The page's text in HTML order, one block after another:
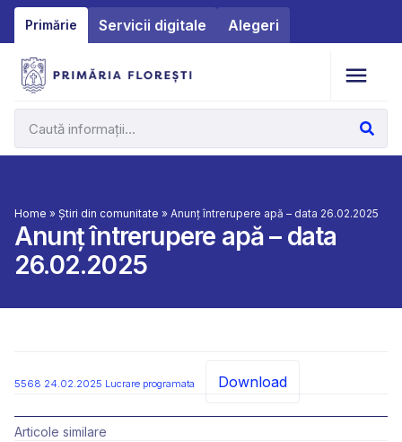
Primărie Servicii digitale Alegeri
Home » Știri din comunitate » Anunț întrerupere apă – data 26.02.2025
Anunț întrerupere apă – data
26.02.2025
5568 24.02.2025 Lucrare programata Download
Articole similare